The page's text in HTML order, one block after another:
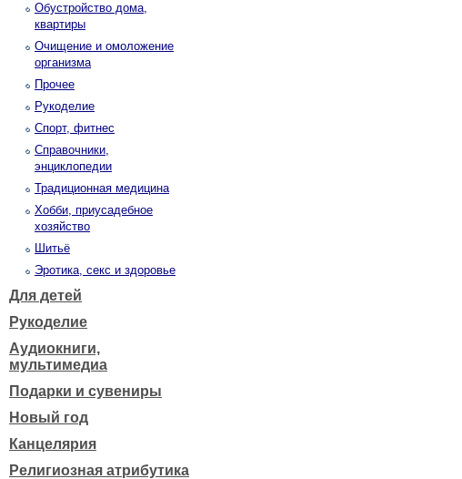
Обустройство дома,
квартиры
Очищение и омоложение
организма
Прочее
Рукоделие
Спорт, фитнес
Справочники,
энциклопедии
Традиционная медицина
Хобби, приусадебное
хозяйство
Шитьё
Эротика, секс и здоровье
Для детей
Рукоделие
Аудиокниги,
мультимедиа
Подарки и сувениры
Новый год
Канцелярия
Религиозная атрибутика